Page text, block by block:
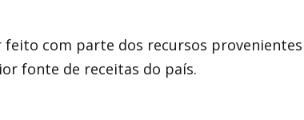
com parte dos recursos provenientes
fonte de receitas do país.